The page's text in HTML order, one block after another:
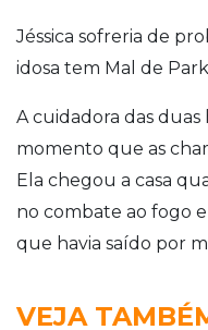
Jéssica sofreria de
idosa tem Mal de
A cuidadora das duas
momento que as
Ela chegou a casa
no combate ao fogo
que havia saído por
VEJA